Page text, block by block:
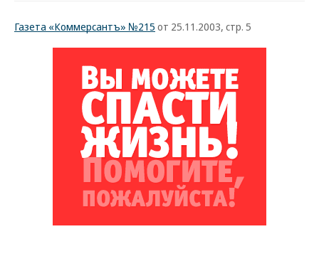
Газета «Коммерсантъ» №215 от 25.11.2003, стр. 5